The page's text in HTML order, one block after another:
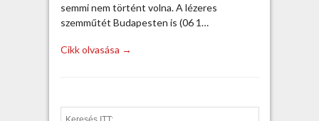
semmi nem történt volna. A lézeres
szemműtét Budapesten is (06 1…
Cikk olvasása →